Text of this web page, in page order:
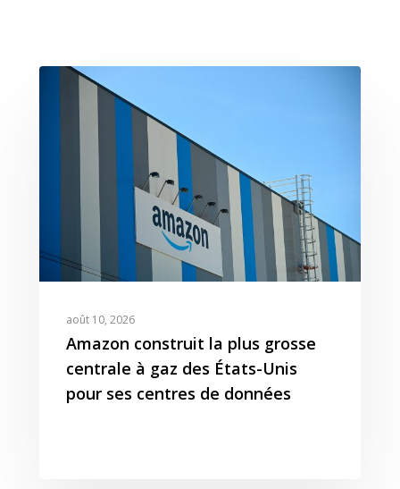
août 10, 2026
Amazon construit la plus grosse
centrale à gaz des États-Unis
pour ses centres de données
Publicité
Pilotage
Solutions
Gestion Publicitaire
Amazon DSP & AMC
Agence
Emploi
Actualités